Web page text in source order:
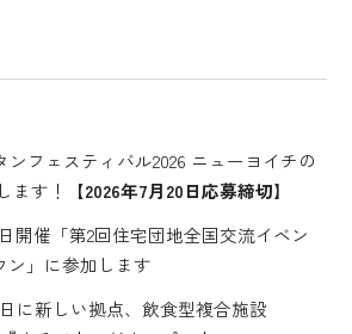
ンフェスティバル2026 ニューヨイチの
ます！
【2026年7月20日応募締切】
開催「第2回住宅団地全国交流イベン
ン」に参加します
に新しい拠点、飲食型複合施設